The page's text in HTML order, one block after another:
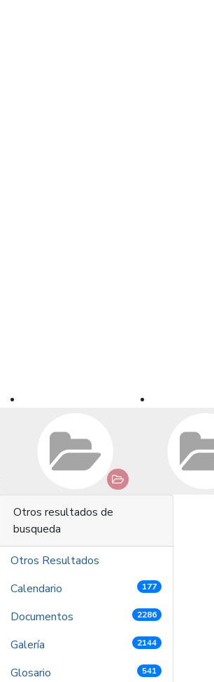
Otros resultados de
busqueda
Otros Resultados
Calendario
177
Documentos 2286
Galería 2144
Glosario 541